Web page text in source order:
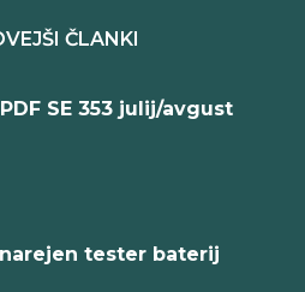
ČLANKI
SE 353 julij/avgust
tester baterij